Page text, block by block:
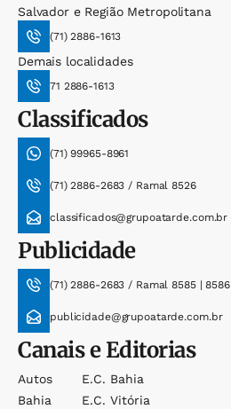
Salvador e Região Metropolitana
(71) 2886-1613
Demais localidades
71 2886-1613
Classificados
(71) 99965-8961
(71) 2886-2683 / Ramal 8526
classificados@grupoatarde.com.br
Publicidade
(71) 2886-2683 / Ramal 8585 | 8586
publicidade@grupoatarde.com.br
Canais e Editorias
Autos
Bahia
E.c. Bahia
E.c. Vitória